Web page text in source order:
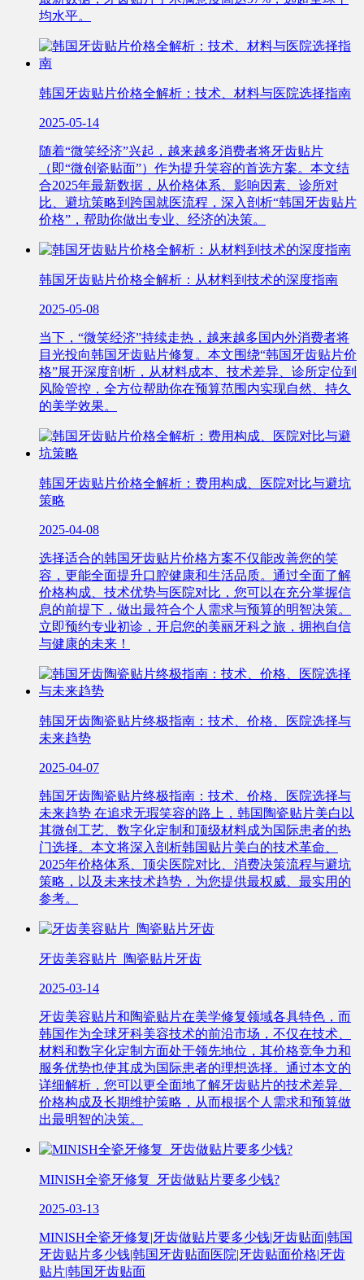
均水平。
韩国牙齿贴片价格全解析：技术、材料与医院选择指南
2025-05-14
随着“微笑经济”兴起，越来越多消费者将牙齿贴片
（即“微创瓷贴面”）作为提升笑容的首选方案。本文结
合2025年最新数据，从价格体系、影响因素、诊所对
比、避坑策略到跨国就医流程，深入剖析“韩国牙齿贴片
价格”，帮助你做出专业、经济的决策。
韩国牙齿贴片价格全解析：从材料到技术的深度指南
2025-05-08
当下，“微笑经济”持续走热，越来越多国内外消费者将
目光投向韩国牙齿贴片修复。本文围绕“韩国牙齿贴片价
格”展开深度剖析，从材料成本、技术差异、诊所定位到
风险管控，全方位帮助你在预算范围内实现自然、持久
的美学效果。
韩国牙齿贴片价格全解析：费用构成、医院对比与避坑
策略
2025-04-08
选择适合的韩国牙齿贴片价格方案不仅能改善您的笑
容，更能全面提升口腔健康和生活品质。通过全面了解
价格构成、技术优势与医院对比，您可以在充分掌握信
息的前提下，做出最符合个人需求与预算的明智决策。
立即预约专业初诊，开启您的美丽牙科之旅，拥抱自信
与健康的未来！
韩国牙齿陶瓷贴片终极指南：技术、价格、医院选择与
未来趋势
2025-04-07
韩国牙齿陶瓷贴片终极指南：技术、价格、医院选择与
未来趋势 在追求无瑕笑容的路上，韩国陶瓷贴片美白以
其微创工艺、数字化定制和顶级材料成为国际患者的热
门选择。本文将深入剖析韩国贴片美白的技术革命、
2025年价格体系、顶尖医院对比、消费决策流程与避坑
策略，以及未来技术趋势，为您提供最权威、最实用的
参考。
牙齿美容贴片_陶瓷贴片牙齿
2025-03-14
牙齿美容贴片和陶瓷贴片在美学修复领域各具特色，而
韩国作为全球牙科美容技术的前沿市场，不仅在技术、
材料和数字化定制方面处于领先地位，其价格竞争力和
服务优势也使其成为国际患者的理想选择。通过本文的
详细解析，您可以更全面地了解牙齿贴片的技术差异、
价格构成及长期维护策略，从而根据个人需求和预算做
出最明智的决策。
MINISH全瓷牙修复_牙齿做贴片要多少钱?
2025-03-13
MINISH全瓷牙修复|牙齿做贴片要多少钱|牙齿贴面|韩国
牙齿贴片多少钱|韩国牙齿贴面医院|牙齿贴面价格|牙齿
贴片|韩国牙齿贴面